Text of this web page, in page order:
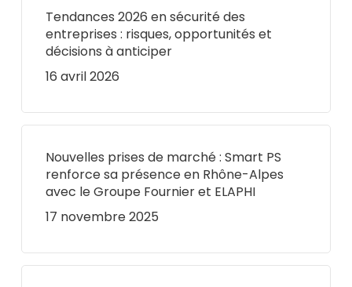
Tendances 2026 en sécurité des
entreprises : risques, opportunités et
décisions à anticiper
16 avril 2026
Nouvelles prises de marché : Smart PS
renforce sa présence en Rhône-Alpes
avec le Groupe Fournier et ELAPHI
17 novembre 2025